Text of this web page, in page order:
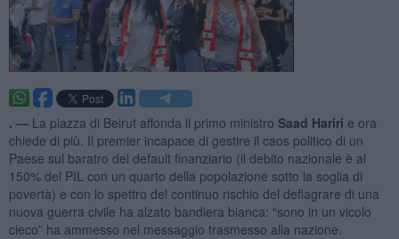
. — La piazza di Beirut affonda il primo ministro Saad Hariri e ora
chiede di più. Il premier incapace di gestire il caos politico di un
Paese sul baratro del default finanziario (il debito nazionale è al
150% del PIL con un quarto della popolazione sotto la soglia di
povertà) e con lo spettro del continuo rischio del deflagrare di una
nuova guerra civile ha alzato bandiera bianca: “sono in un vicolo
cieco” ha ammesso nel messaggio trasmesso alla nazione.